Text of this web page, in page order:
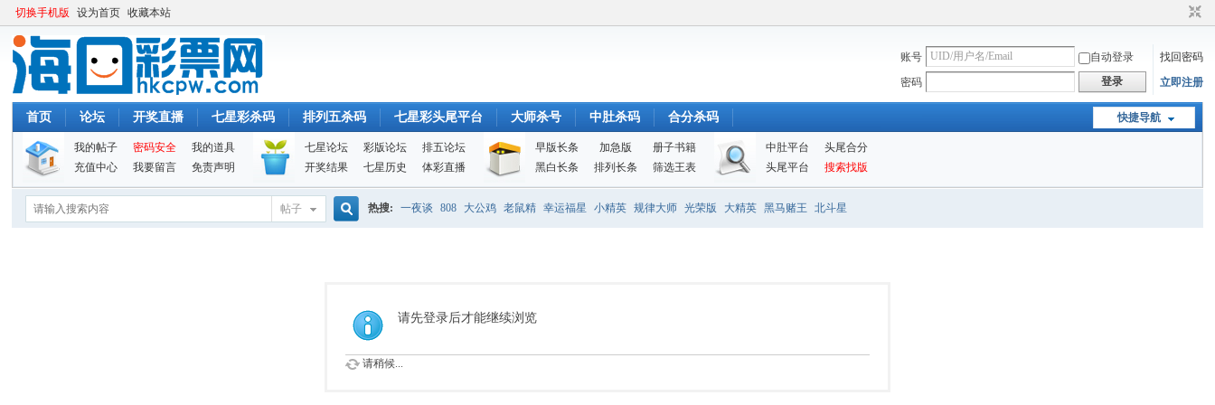
切换手机版 设为首页 收藏本站
账号 自动登录
找回密码
密码
登录 立即注册
快捷导航
首页 论坛 开奖直播 七星彩杀码 排列五杀码 七星彩头尾平台 大师杀号 中肚杀码 合分杀码
我的帖子 密码安全
我的道具
充值中心
我要留言 免责声明
七星论坛 彩版论坛
排五论坛
开奖结果
七星历史 体彩直播
早版长条 加急版
册子书籍
黑白长条
排列长条 筛选王表
中肚平台
头尾合分
头尾平台
搜索找版
帖子 热搜: 一夜谈 808 大公鸡 老鼠精 幸运福星 小精英 规律大师 光荣版 大精英 黑马赌王 北斗星
请先登录后才能继续浏览
请稍候...